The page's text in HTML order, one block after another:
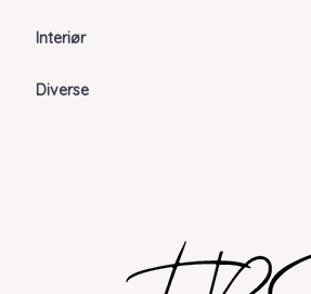
Interiør
Diverse